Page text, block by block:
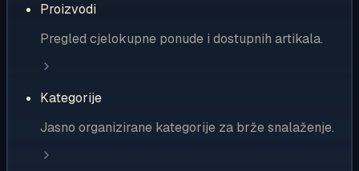
Proizvodi
Pregled cjelokupne ponude i dostupnih artikala.
Kategorije
Jasno organizirane kategorije za brže snalaženje.